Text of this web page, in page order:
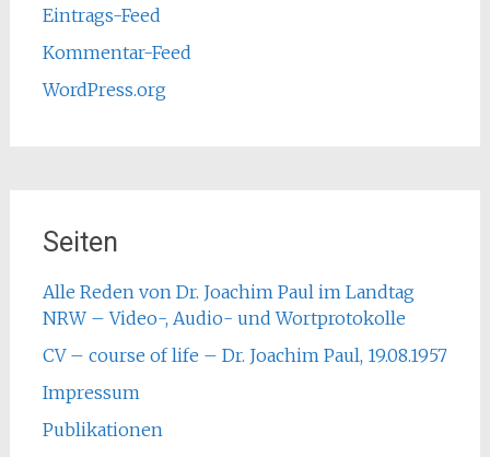
Eintrags-Feed
Kommentar-Feed
WordPress.org
Seiten
Alle Reden von Dr. Joachim Paul im Landtag
NRW – Video-, Audio- und Wortprotokolle
CV – course of life – Dr. Joachim Paul, 19.08.1957
Impressum
Publikationen